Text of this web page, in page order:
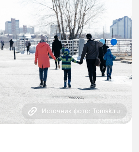
Источник фото: Tomsk.ru